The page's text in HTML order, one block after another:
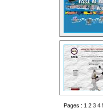
Pages : 1 2 3 4